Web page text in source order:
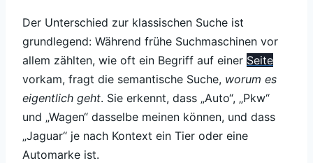
Der Unterschied zur klassischen Suche ist
grundlegend: Während frühe Suchmaschinen vor
allem zählten, wie oft ein Begriff auf einer Seite
vorkam, fragt die semantische Suche, worum es
eigentlich geht. Sie erkennt, dass „Auto“, „Pkw“
und „Wagen“ dasselbe meinen können, und dass
„Jaguar“ je nach Kontext ein Tier oder eine
Automarke ist.